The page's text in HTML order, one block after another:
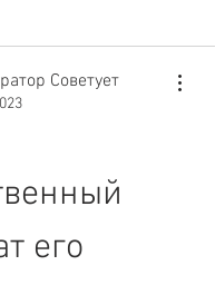
Советует
его